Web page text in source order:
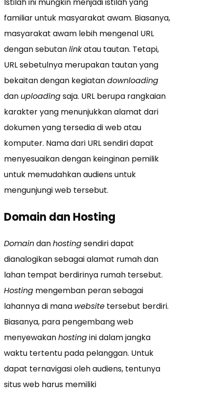
familiar untuk masyarakat awam. Biasanya,
masyarakat awam lebih mengenal URL
dengan sebutanlinkatau tautan. Tetapi,
URL sebetulnya merupakan tautan yang
bekaitan dengan kegiatandownloading
dan uploadingsaja. URL berupa rangkaian
karakter yang menunjukkan alamat dari
dokumen yang tersedia di web atau
komputer. Nama dari URL sendiri dapat
menyesuaikan dengan keinginan pemilik
untuk memudahkan audiens untuk
mengunjungi web tersebut.
Domain dan Hosting
Domaindanhostingsendiri dapat
dianalogikan sebagai alamat rumah dan
lahan tempat berdirinya rumah tersebut.
Hosting mengemban peran sebagai
lahannya di mana website tersebut berdiri.
Biasanya, para pengembang web
menyewakanhostingini dalam jangka
waktu tertentu pada pelanggan. Untuk
dapat ternavigasi oleh audiens, tentunya
situs web harus memiliki